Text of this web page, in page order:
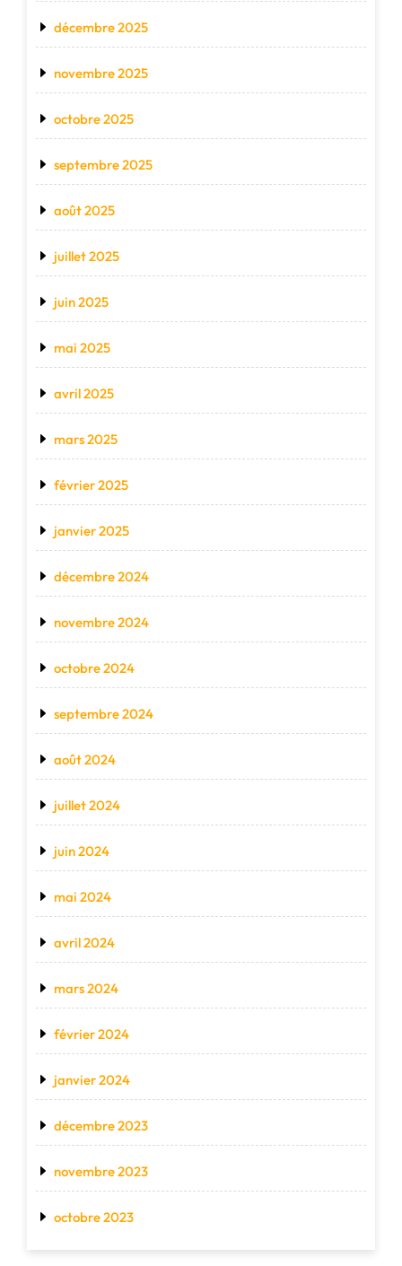
décembre 2025
novembre 2025
octobre 2025
septembre 2025
août 2025
juillet 2025
juin 2025
mai 2025
avril 2025
mars 2025
février 2025
janvier 2025
décembre 2024
novembre 2024
octobre 2024
septembre 2024
août 2024
juillet 2024
juin 2024
mai 2024
avril 2024
mars 2024
février 2024
janvier 2024
décembre 2023
novembre 2023
octobre 2023